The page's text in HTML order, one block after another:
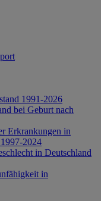
1991-2026
bei Geburt nach
Erkrankungen in
2024
in Deutschland
in